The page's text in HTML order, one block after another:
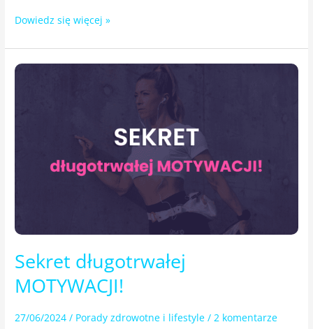
Dowiedz się więcej »
Sekret długotrwałej
MOTYWACJI!
27/06/2024/ Porady zdrowotne i lifestyle /2 komentarze
Sekret